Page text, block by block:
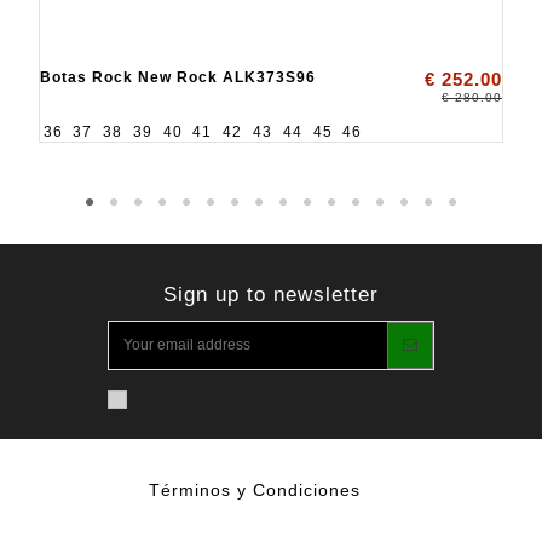
Botas Rock New Rock ALK373S96 € 252.00
€ 280.00
36 37 38 39 40 41 42 43 44 45 46
Sign up to newsletter
Términos y Condiciones